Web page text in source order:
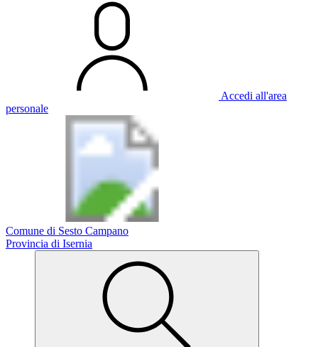
Accedi all'area
personale
Comune di Sesto Campano
Provincia di Isernia